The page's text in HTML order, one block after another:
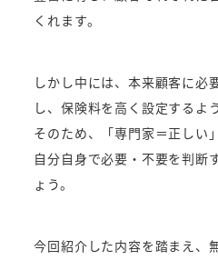
くれます。
しかし中には、本来顧客に必
し、保険料を高く設定するよ
そのため、「専門家＝正しい
自分自身で必要・不要を判断
ょう。
今回紹介した内容を踏まえ、